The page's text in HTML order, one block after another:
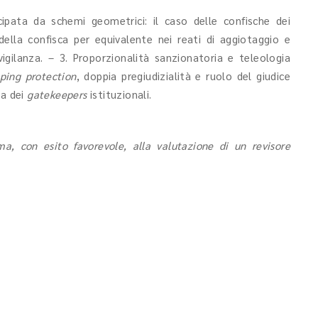
da schemi geometrici: il caso delle confische dei
confisca per equivalente nei reati di aggiotaggio e
– 3. Proporzionalità sanzionatoria e teleologia
protection, doppia pregiudizialità e ruolo del giudice
dei gatekeepersistituzionali.
con esito favorevole, alla valutazione di un revisore